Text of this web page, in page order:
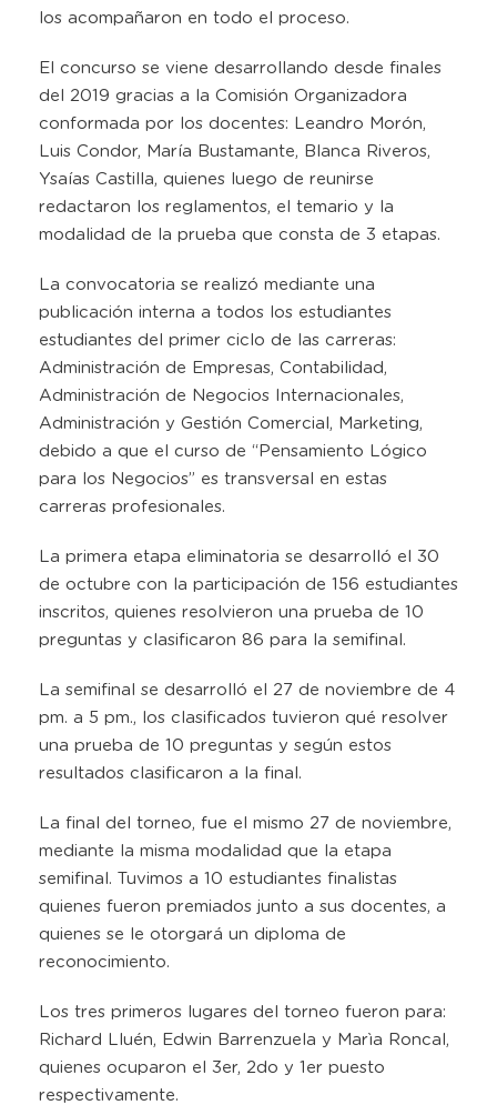
los acompañaron en todo el proceso.
El concurso se viene desarrollando desde finales
del 2019 gracias a la Comisión Organizadora
conformada por los docentes: Leandro Morón,
Luis Condor, María Bustamante, Blanca Riveros,
Ysaías Castilla, quienes luego de reunirse
redactaron los reglamentos, el temario y la
modalidad de la prueba que consta de 3 etapas.
La convocatoria se realizó mediante una
publicación interna a todos los estudiantes
estudiantes del primer ciclo de las carreras:
Administración de Empresas, Contabilidad,
Administración de Negocios Internacionales,
Administración y Gestión Comercial, Marketing,
debido a que el curso de “Pensamiento Lógico
para los Negocios” es transversal en estas
carreras profesionales.
La primera etapa eliminatoria se desarrolló el 30
de octubre con la participación de 156 estudiantes
inscritos, quienes resolvieron una prueba de 10
preguntas y clasificaron 86 para la semifinal.
La semifinal se desarrolló el 27 de noviembre de 4
pm. a 5 pm., los clasificados tuvieron qué resolver
una prueba de 10 preguntas y según estos
resultados clasificaron a la final.
La final del torneo, fue el mismo 27 de noviembre,
mediante la misma modalidad que la etapa
semifinal. Tuvimos a 10 estudiantes finalistas
quienes fueron premiados junto a sus docentes, a
quienes se le otorgará un diploma de
reconocimiento.
Los tres primeros lugares del torneo fueron para:
Richard Lluén, Edwin Barrenzuela y Marìa Roncal,
quienes ocuparon el 3er, 2do y 1er puesto
respectivamente.